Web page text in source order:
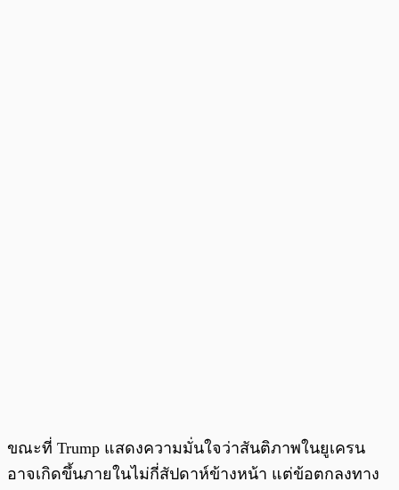
ขณะที่ Trump แสดงความมั่นใจว่าสันติภาพในยูเครน
อาจเกิดขึ้นภายในไม่กี่สัปดาห์ข้างหน้า แต่ข้อตกลงทาง